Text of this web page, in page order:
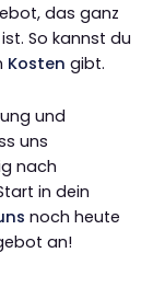
das ganz
So kannst du
Kosten gibt.
und
uns
nach
in dein
noch heute
an!